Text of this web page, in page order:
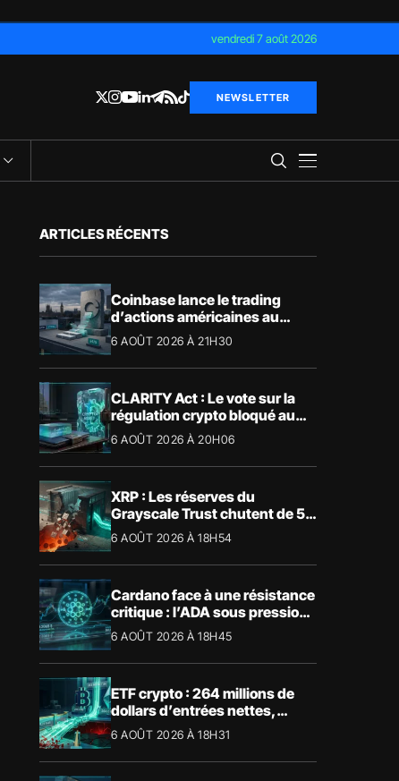
vendredi 7 août 2026
NEWSLETTER
ARTICLES RÉCENTS
Coinbase lance le trading
d’actions américaines au
Royaume-Uni
6 AOÛT 2026 À 21H30
CLARITY Act : Le vote sur la
régulation crypto bloqué au
Sénat américain
6 AOÛT 2026 À 20H06
XRP : Les réserves du
Grayscale Trust chutent de 55
% suite aux rachats
6 AOÛT 2026 À 18H54
Cardano face à une résistance
critique : l’ADA sous pression
technique
6 AOÛT 2026 À 18H45
ETF crypto : 264 millions de
dollars d’entrées nettes,
Bitcoin et Ethereum dominent
6 AOÛT 2026 À 18H31